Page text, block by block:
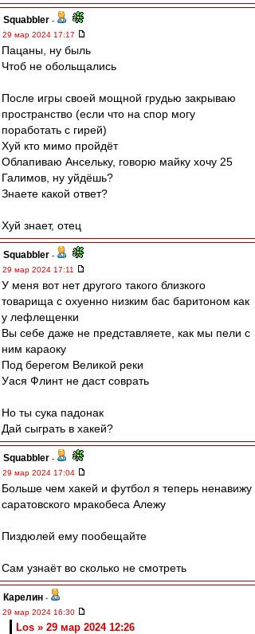
Squabbler -
29 мар 2024 17:17
Пацаны, ну быль
Чтоб не обольщались
После игры своей мощной грудью закрываю
пространство (если что на спор могу
поработать с гирей)
Хуй кто мимо пройдёт
Облапиваю Ансельку, говорю майку хочу 25
Галимов, ну уйдёшь?
Знаете какой ответ?
Хуй знает, отец
Squabbler -
29 мар 2024 17:11
У меня вот нет другого такого близкого
товарища с охуенно низким бас баритоном как
у лефлещенки
Вы себе даже не представляете, как мы пели с
ним караоку
Под берегом Великой реки
Уася Флинт не даст соврать
Но ты сука падонак
Дай сыграть в хакей?
Squabbler -
29 мар 2024 17:04
Больше чем хакей и футбол я теперь ненавижу
саратовского мракобеса Алежу
Пиздюлей ему пообещайте
Сам узнаёт во сколько не смотреть
Карелин -
29 мар 2024 16:30
Los » 29 мар 2024 12:26